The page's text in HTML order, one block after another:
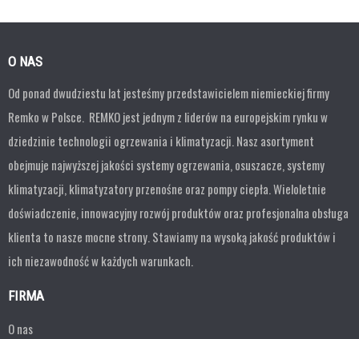
O NAS
Od ponad dwudziestu lat jesteśmy przedstawicielem niemieckiej firmy
Remko w Polsce. REMKO jest jednym z liderów na europejskim rynku w
dziedzinie technologii ogrzewania i klimatyzacji. Nasz asortyment
obejmuje najwyższej jakości systemy ogrzewania, osuszacze, systemy
klimatyzacji, klimatyzatory przenośne oraz pompy ciepła. Wieloletnie
doświadczenie, innowacyjny rozwój produktów oraz profesjonalna obsługa
klienta to nasze mocne strony. Stawiamy na wysoką jakość produktów i
ich niezawodność w każdych warunkach.
FIRMA
O nas